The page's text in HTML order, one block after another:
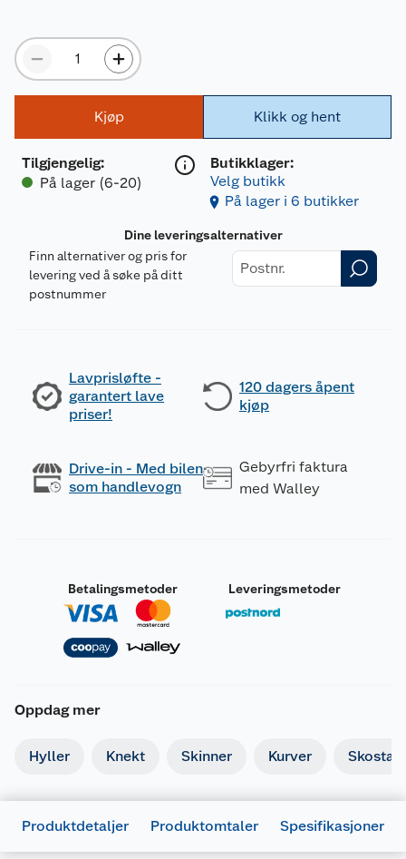
Kjøp
Tilgjengelig:
På lager (6-20)
Klikk og hent
Butikklager:
Velg butikk
På lager i 6 butikker
Dine leveringsalternativer
Finn alternativer og pris for
levering ved å søke på ditt
postnummer
Lavprisløfte -
garantert lave
priser!
120 dagers åpent
kjøp
Drive-in - Med bilen
som handlevogn
Gebyrfri faktura
med Walley
Betalingsmetoder Leveringsmetoder
Oppdag mer
Hyller Knekt Skinner Kurver
Produktdetaljer Produktomtaler Spesifikasjoner